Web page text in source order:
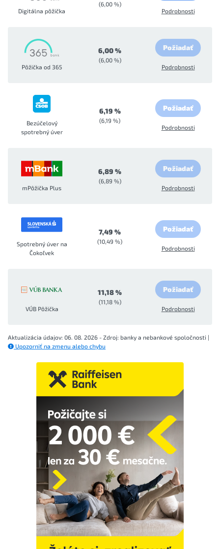
Digitálna pôžička
(6,00 %)
Podrobnosti
Pôžička od 365
6,00 %
(6,00 %)
Požiadať
Podrobnosti
Bezúčelový
spotrebný úver
6,19 %
(6,19 %)
Požiadať
Podrobnosti
mPôžička Plus
6,89 %
(6,89 %)
Požiadať
Podrobnosti
Spotrebný úver na
Čokoľvek
7,49 %
(10,49 %)
Požiadať
Podrobnosti
VÚB Pôžička
11,18 %
(11,18 %)
Požiadať
Podrobnosti
Aktualizácia údajov: 06. 08. 2026 - Zdroj: banky a nebankové spoločnosti |
Upozorniť na zmenu alebo chybu